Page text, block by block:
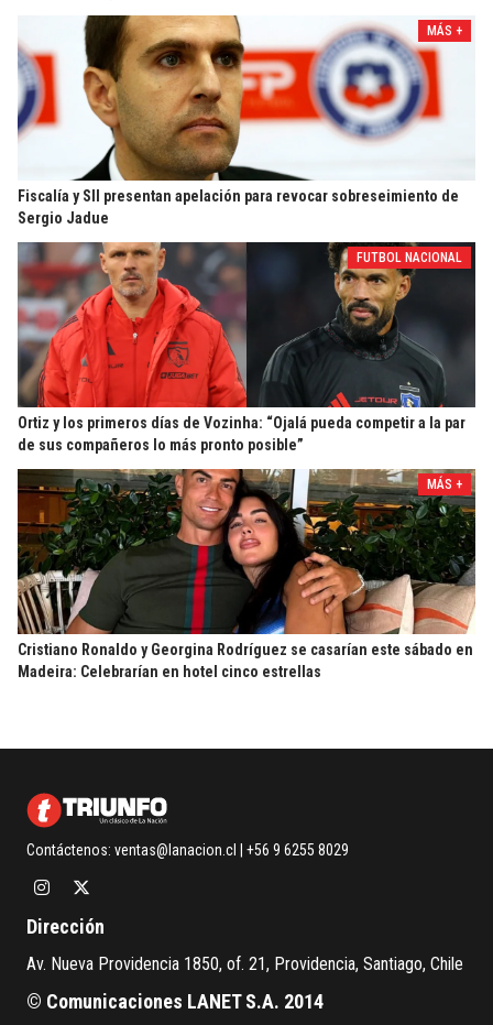
MÁS +
Fiscalía y SII presentan apelación para revocar sobreseimiento de
Sergio Jadue
FUTBOL NACIONAL
Ortiz y los primeros días de Vozinha: “Ojalá pueda competir a la par
de sus compañeros lo más pronto posible”
MÁS +
Cristiano Ronaldo y Georgina Rodríguez se casarían este sábado en
Madeira: Celebrarían en hotel cinco estrellas
Contáctenos: ventas@lanacion.cl | +56 9 6255 8029
Dirección
Av. Nueva Providencia 1850, of. 21, Providencia, Santiago, Chile
© Comunicaciones LANET S.A. 2014